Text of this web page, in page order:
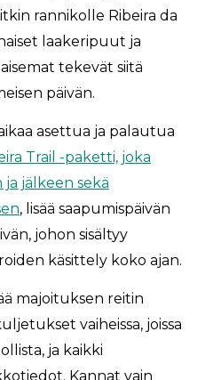
rannikolle Ribeira da
laakeripuut ja
tekevät siitä
päivän.
asettua ja palautua
Trail -paketti, joka
jälkeen sekä
, lisää saapumispäivän
johon sisältyy
käsittely koko ajan.
majoituksen reitin
vaiheissa, joissa
ja kaikki
Kannat vain